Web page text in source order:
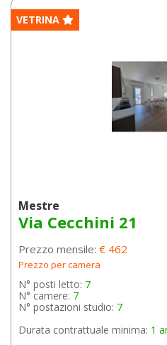
VETRINA
Mestre
Via Cecchini 21
Prezzo mensile: € 462
Prezzo per camera
N° posti letto: 7
N° camere: 7
N° postazioni studio: 7
Durata contrattuale minima: 1